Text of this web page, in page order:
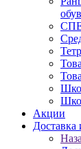
Акции
Доставка